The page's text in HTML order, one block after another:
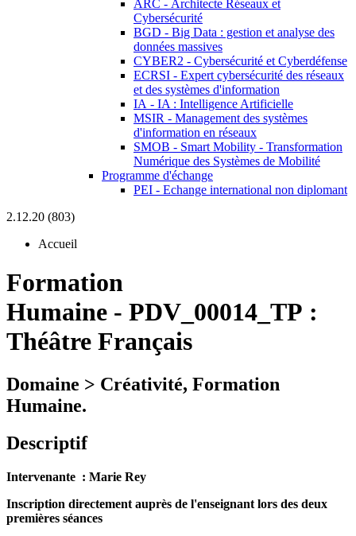
ARC - Architecte Réseaux et
Cybersécurité
BGD - Big Data : gestion et analyse des
données massives
CYBER2 - Cybersécurité et Cyberdéfense
ECRSI - Expert cybersécurité des réseaux
et des systèmes d'information
IA - IA : Intelligence Artificielle
MSIR - Management des systèmes
d'information en réseaux
SMOB - Smart Mobility - Transformation
Numérique des Systèmes de Mobilité
Programme d'échange
PEI - Echange international non diplomant
2.12.20 (803)
Accueil
Formation
Humaine - PDV_00014_TP :
Théâtre Français
Domaine > Créativité, Formation
Humaine.
Descriptif
Intervenante : Marie Rey
Inscription directement auprès de l'enseignant lors des deux
premières séances